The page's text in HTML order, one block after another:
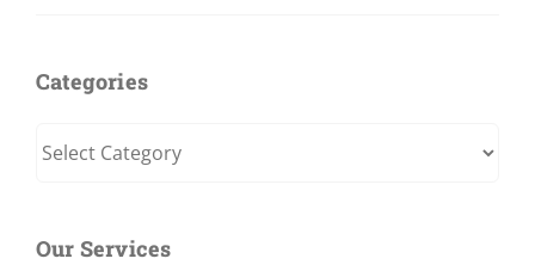
Categories
Categories
Our Services